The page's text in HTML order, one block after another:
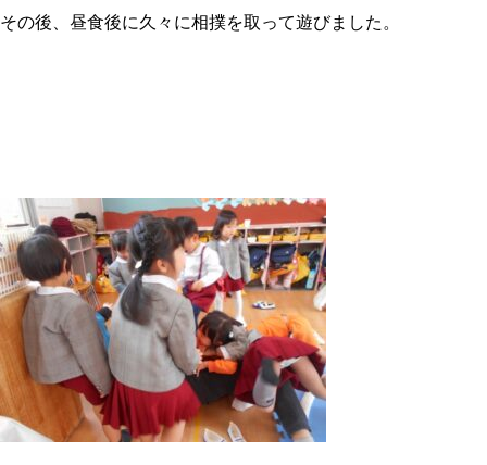
その後、昼食後に久々に相撲を取って遊びました。